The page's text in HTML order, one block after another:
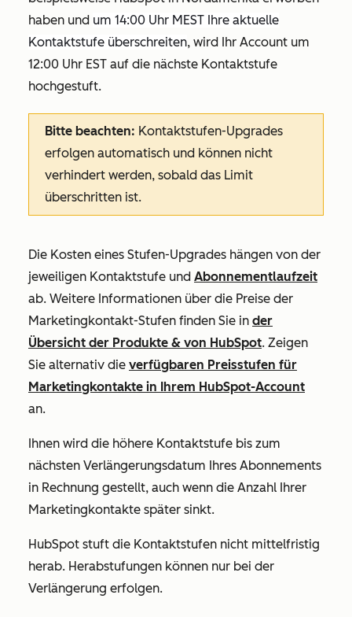
haben und um 14:00 Uhr MEST Ihre aktuelle
Kontaktstufe überschreiten, wird Ihr Account um
12:00 Uhr EST auf die nächste Kontaktstufe
hochgestuft.
Bitte beachten: Kontaktstufen-Upgrades
erfolgen automatisch und können nicht
verhindert werden, sobald das Limit
überschritten ist.
Die Kosten eines Stufen-Upgrades hängen von der
jeweiligen Kontaktstufe und Abonnementlaufzeit
ab. Weitere Informationen über die Preise der
Marketingkontakt-Stufen finden Sie in der
Übersicht der Produkte & von HubSpot. Zeigen
Sie alternativ die verfügbaren Preisstufen für
Marketingkontakte in Ihrem HubSpot-Account
an.
Ihnen wird die höhere Kontaktstufe bis zum
nächsten Verlängerungsdatum Ihres Abonnements
in Rechnung gestellt, auch wenn die Anzahl Ihrer
Marketingkontakte später sinkt.
HubSpot stuft die Kontaktstufen nicht mittelfristig
herab. Herabstufungen können nur bei der
Verlängerung erfolgen.